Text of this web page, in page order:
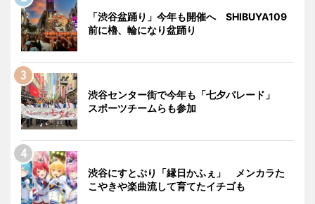
「渋谷盆踊り」今年も開催へ SHIBUYA109
前に櫓、輪になり盆踊り
渋谷センター街で今年も「七夕パレード」
スポーツチームらも参加
渋谷にすとぷり「縁日かふぇ」 メンカラた
こやきや楽曲流して育てたイチゴも